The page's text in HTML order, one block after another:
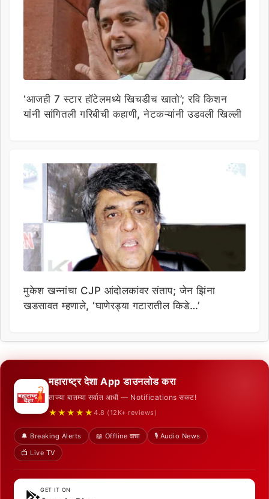
‘आजही 7 स्टार हॉटेलमध्ये खिचडीच खातो’; रवि किशन
यांनी सांगितली गरिबीची कहाणी, नेटकऱ्यांनी उडवली खिल्ली
मुकेश खन्नांचा CJP आंदोलकांवर संताप; जेन झिंना
खडसावत म्हणाले, ‘घाणेरड्या गटारातील किडे…’
महाराष्ट्र देशा App डाउनलोड करा
ताज्या बातम्या सर्वात आधी — Notifications सकट!
★★★★★ 4.8 (12K+ reviews)
🔔 Breaking Alerts 📖 Offline वाचा
🎙️ Audio News
📺 Live TV
GET IT ON